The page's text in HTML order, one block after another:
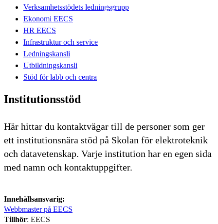
Verksamhetsstödets ledningsgrupp
Ekonomi EECS
HR EECS
Infrastruktur och service
Ledningskansli
Utbildningskansli
Stöd för labb och centra
Institutionsstöd
Här hittar du kontaktvägar till de personer som ger
ett institutionsnära stöd på Skolan för elektroteknik
och datavetenskap. Varje institution har en egen sida
med namn och kontaktuppgifter.
Innehållsansvarig:
Webbmaster på EECS
Tillhör: EECS